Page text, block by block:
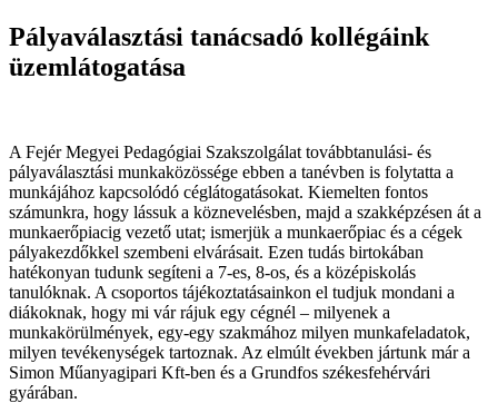
Pályaválasztási tanácsadó kollégáink
üzemlátogatása
A Fejér Megyei Pedagógiai Szakszolgálat továbbtanulási- és
pályaválasztási munkaközössége ebben a tanévben is folytatta a
munkájához kapcsolódó céglátogatásokat. Kiemelten fontos
számunkra, hogy lássuk a köznevelésben, majd a szakképzésen át a
munkaerőpiacig vezető utat; ismerjük a munkaerőpiac és a cégek
pályakezdőkkel szembeni elvárásait. Ezen tudás birtokában
hatékonyan tudunk segíteni a 7-es, 8-os, és a középiskolás
tanulóknak. A csoportos tájékoztatásainkon el tudjuk mondani a
diákoknak, hogy mi vár rájuk egy cégnél – milyenek a
munkakörülmények, egy-egy szakmához milyen munkafeladatok,
milyen tevékenységek tartoznak. Az elmúlt években jártunk már a
Simon Műanyagipari Kft-ben és a Grundfos székesfehérvári
gyárában.